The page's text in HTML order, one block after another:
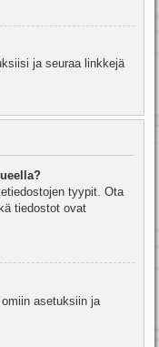
ja seuraa linkkejä
tyypit. Ota
tiedostot ovat
asetuksiin ja